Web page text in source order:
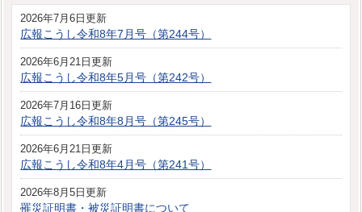
2026年7月6日更新
広報こうし令和8年7月号（第244号）
2026年6月21日更新
広報こうし令和8年5月号（第242号）
2026年7月16日更新
広報こうし令和8年8月号（第245号）
2026年6月21日更新
広報こうし令和8年4月号（第241号）
2026年8月5日更新
罹災証明書・被災証明書について